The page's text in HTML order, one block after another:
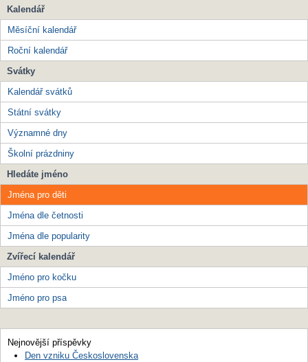
Kalendář
Měsíční kalendář
Roční kalendář
Svátky
Kalendář svátků
Státní svátky
Významné dny
Školní prázdniny
Hledáte jméno
Jména pro děti
Jména dle četnosti
Jména dle popularity
Zvířecí kalendář
Jméno pro kočku
Jméno pro psa
Nejnovější příspěvky
Den vzniku Československa